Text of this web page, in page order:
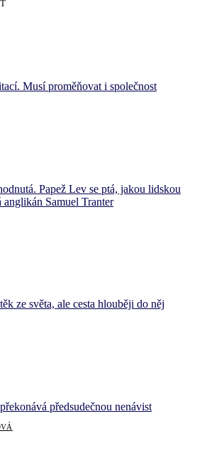
Musí proměňovat i společnost
Papež Lev se ptá, jakou lidskou
Samuel Tranter
ze světa, ale cesta hlouběji do něj
předsudečnou nenávist